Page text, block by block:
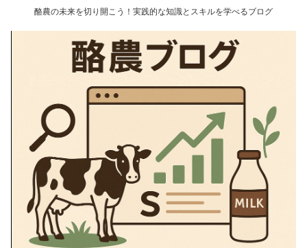
酪農の未来を切り開こう！実践的な知識とスキルを学べるブログ